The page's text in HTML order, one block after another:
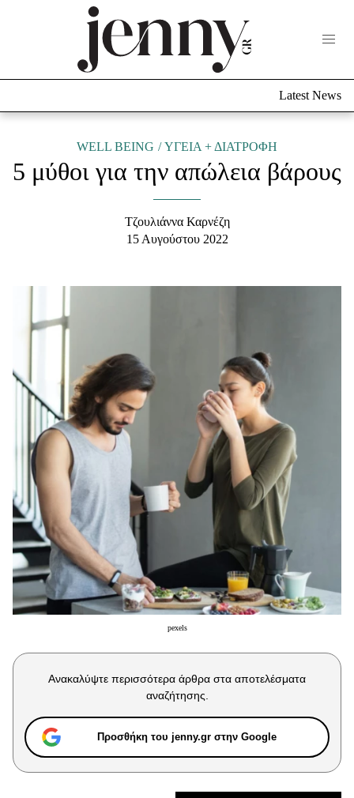
Culture
Fashion
Beauty - Ομορφιά
Skincare
Μακιγιάζ
Beauty News
Well being
Ψυχολογία
Υγεία + Διατροφή
Σχέσεις & Σεξ
Fitness
Woman Power
Parenting
Working Girl
Πρόσωπα
Celebrities
Συνεντεύξεις
Who
True Stories
Latest News
WELL BEING ΥΓΕΙΑ + ΔΙΑΤΡΟΦΗ
5 μύθοι για την απώλεια βάρους
Τζουλιάννα Καρνέζη
15 Αυγούστου 2022
pexels
Ανακαλύψτε περισσότερα άρθρα στα αποτελέσματα
αναζήτησης.
Προσθήκη του jenny.gr στην Google